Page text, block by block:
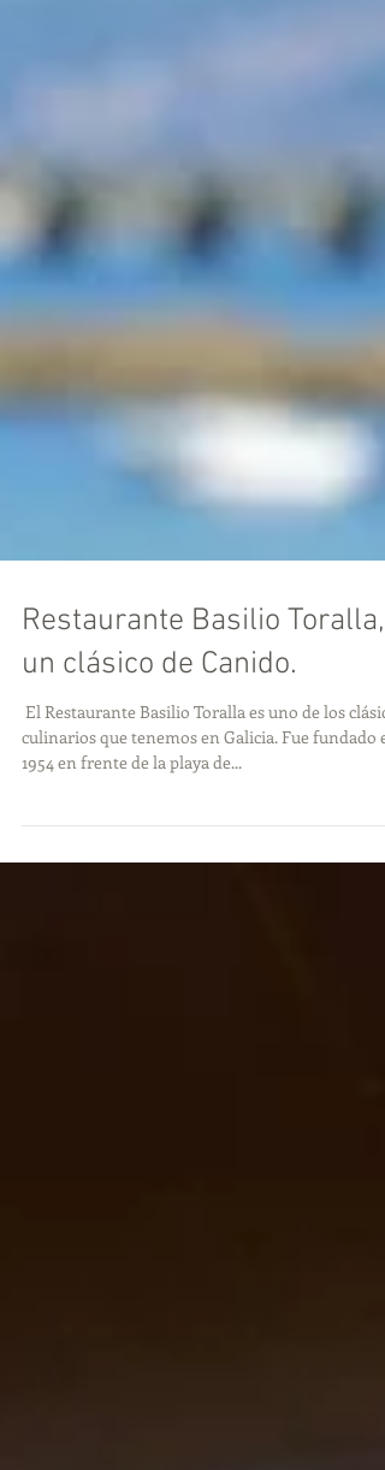
Restaurante Basilio Toralla,
un clásico de Canido.
culinarios que tenemos en Galicia. Fue fundado
1954 en frente de la playa de...